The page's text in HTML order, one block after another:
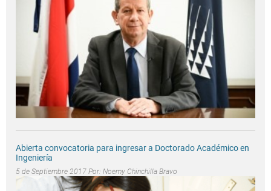
Abierta convocatoria para ingresar a Doctorado Académico en
Ingeniería
5 de Septiembre 2017 Por: Noemy Chinchilla Bravo